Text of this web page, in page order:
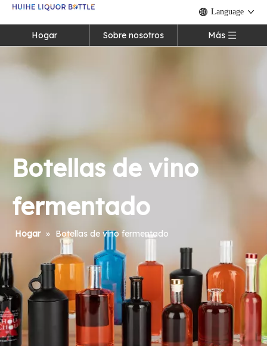
Language
Hogar Sobre nosotros Más
Botellas de vino
fermentado
Hogar » Botellas de vino fermentado